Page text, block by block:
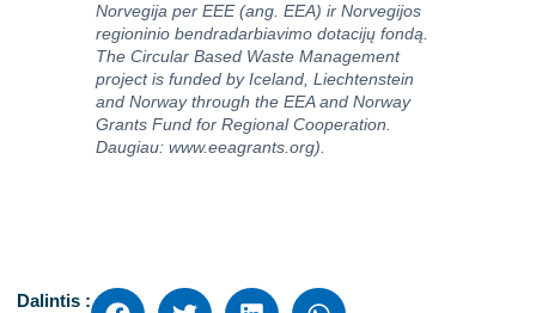
Norvegija per EEE (ang. EEA) ir Norvegijos
regioninio bendradarbiavimo dotacijų fondą.
The Circular Based Waste Management
project is funded by Iceland, Liechtenstein
and Norway through the EEA and Norway
Grants Fund for Regional Cooperation.
Daugiau: www.eeagrants.org).
Dalintis :